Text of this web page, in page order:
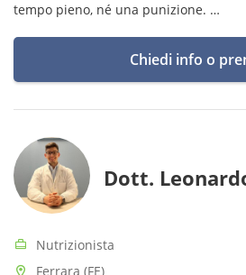
tempo pieno, né una punizione.
Chiedi info o
Dott.
Nutrizionista
Ferrara (FE)